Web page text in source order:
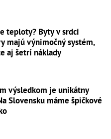
teploty? Byty v srdci
majú výnimočný systém,
aj šetrí náklady
výsledkom je unikátny
Slovensku máme špičkové